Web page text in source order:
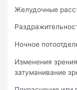
Желудочные
Ночное
Изменения
затуманивание